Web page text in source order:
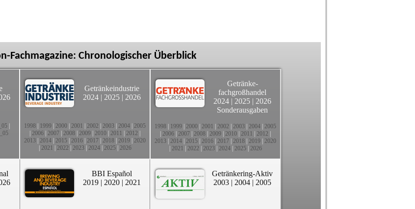
Fachmagazine: Chronologischer Überblick
|
Getränkeindustrie
2024 | 2025 | 2026
1998 1999 2000 2001 2002 2003 2004 2005
2006 2007 2008 2009 2010 2011 2012
2013 2014 2015 2016 2017 2018 2019 2020
2021 2022 2023| 2024| 2025| 2026
Getränke-
fachgroßhandel
2024 | 2025 | 2026
Sonderausgaben
1998 1999 2000 2001 2002 2003 2004 2005
2006 2007 2008 2009 2010 2011 2012
2013 2014 2015 2016 2017 2018 2019 2020
2021 2022 2023| 2024| 2025| 2026
BBI Español
2019 | 2020 | 2021
Getränkering-Aktiv
2003 | 2004 | 2005